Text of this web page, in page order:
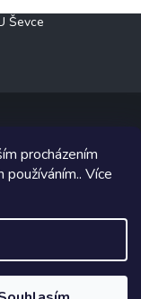
procházením
Více
Ševce
práva vyhrazena.